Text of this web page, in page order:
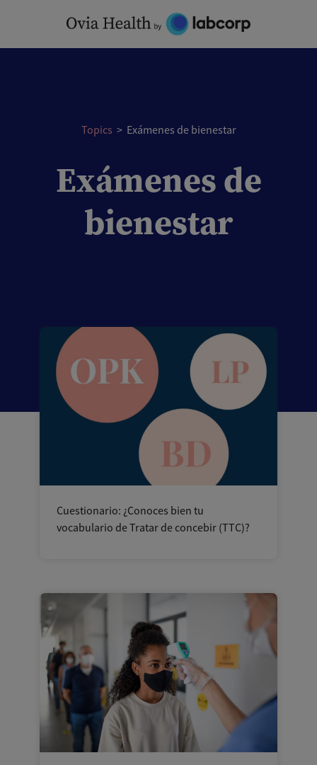
content
Topics > Exámenes de bienestar
Exámenes de
bienestar
Cuestionario: ¿Conoces bien tu
vocabulario de Tratar de concebir (TTC)?